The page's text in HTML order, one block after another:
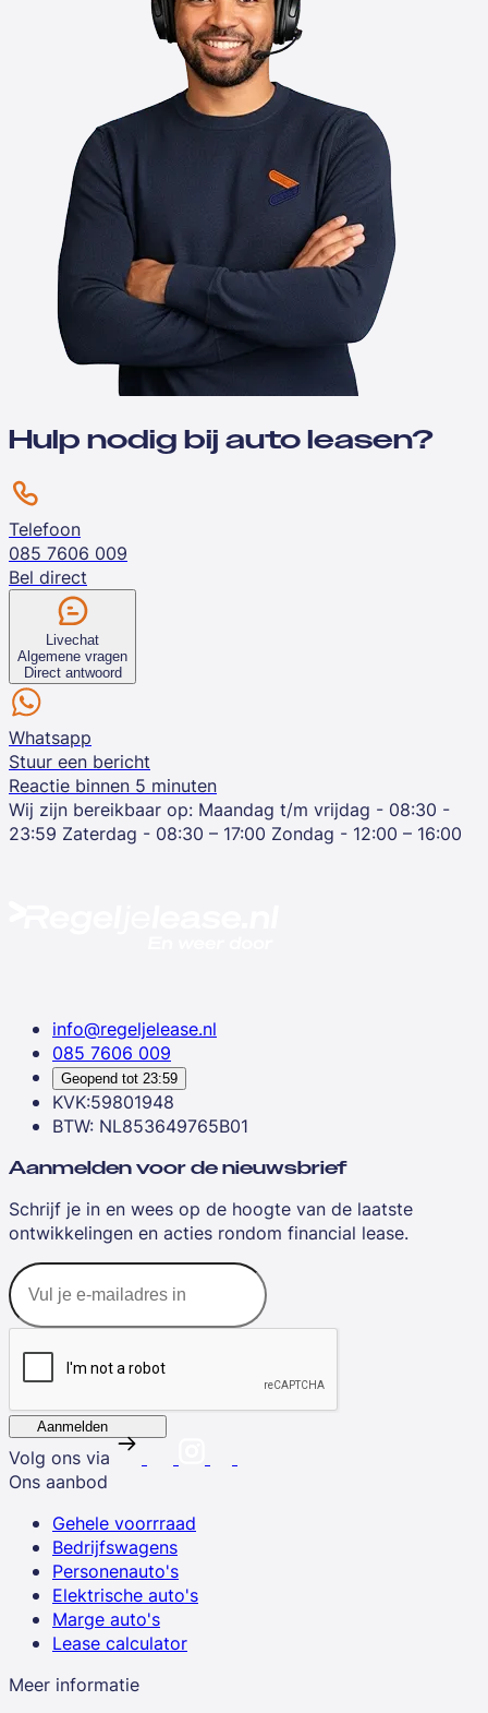
Hulp nodig bij auto leasen?
Telefoon
085 7606 009
Bel direct
Livechat
Algemene vragen
Direct antwoord
Whatsapp
Stuur een bericht
Reactie binnen 5 minuten
Wij zijn bereikbaar op: Maandag t/m vrijdag - 08:30 -
23:59 Zaterdag - 08:30 – 17:00 Zondag - 12:00 – 16:00
info@regeljelease.nl
085 7606 009
Geopend tot 23:59
KVK:59801948
BTW: NL853649765B01
Aanmelden voor de nieuwsbrief
Schrijf je in en wees op de hoogte van de laatste
ontwikkelingen en acties rondom financial lease.
Aanmelden
Volg ons via
Ons aanbod
Gehele voorrraad
Bedrijfswagens
Personenauto's
Elektrische auto's
Marge auto's
Lease calculator
Meer informatie